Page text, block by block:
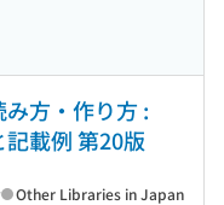
方・作り方 :
載例 第20版
Other Libraries in Japan